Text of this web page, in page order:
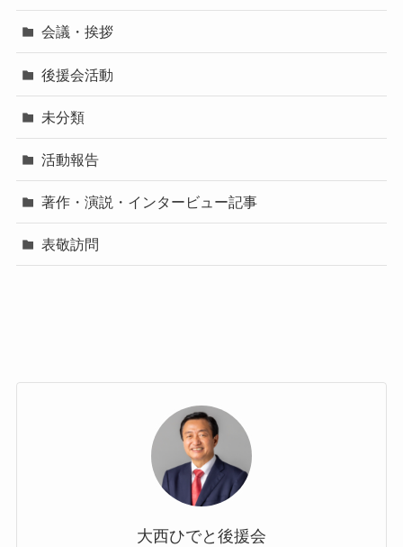
会議・挨拶
後援会活動
未分類
活動報告
著作・演説・インタービュー記事
表敬訪問
大西ひでと後援会